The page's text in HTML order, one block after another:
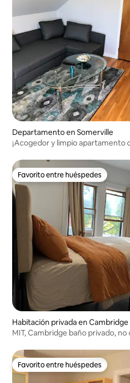
Departamento en Somerville
¡Acogedor y limpio apartamento
Favorito entre huéspedes
Favorito entre huéspedes
Habitación privada en Cambridge
MIT, Cambridge baño privado,
Favorito entre huéspedes
Favorito entre huéspedes